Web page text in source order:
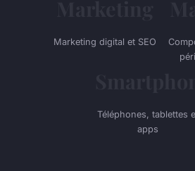
Marketing digital et SEO
Téléphones, tablettes
apps